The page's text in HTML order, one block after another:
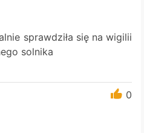
sprawdziła się na wigilii
solnika
0